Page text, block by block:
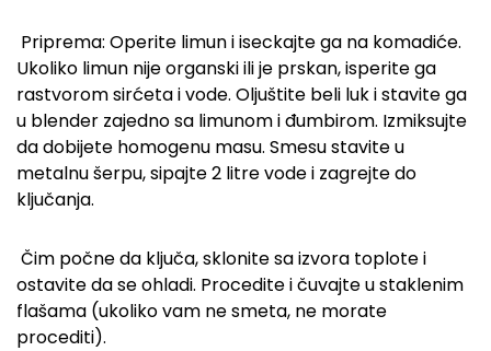
Priprema: Operite limun i iseckajte ga na komadiće.
Ukoliko limun nije organski ili je prskan, isperite ga
rastvorom sirćeta i vode. Oljuštite beli luk i stavite ga
u blender zajedno sa limunom i đumbirom. Izmiksujte
da dobijete homogenu masu. Smesu stavite u
metalnu šerpu, sipajte 2 litre vode i zagrejte do
ključanja.
Čim počne da ključa, sklonite sa izvora toplote i
ostavite da se ohladi. Procedite i čuvajte u staklenim
flašama (ukoliko vam ne smeta, ne morate
procediti).